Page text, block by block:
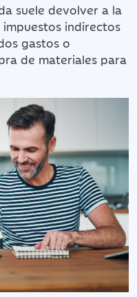
suele devolver a la
indirectos
gastos o
de materiales para